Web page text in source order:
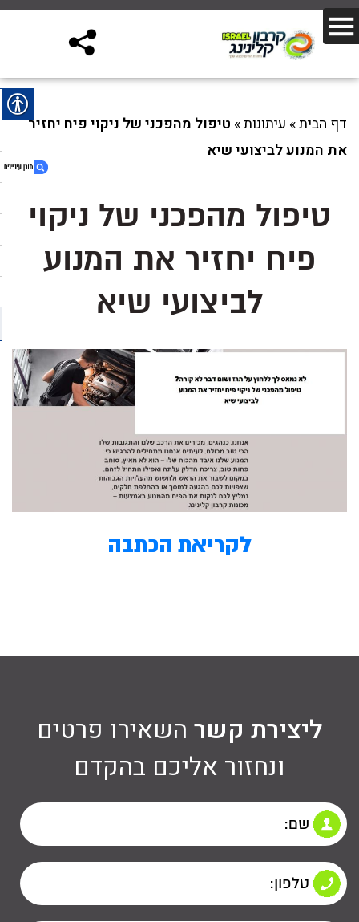
1. טיפול מהפכני של ניקוי פיח יחזיר את המנוע
לביצועי שיא
דף הבית» עיתונות» טיפול מהפכני של ניקוי פיח יחזיר
את המנוע לביצועי שיא
טיפול מהפכני של ניקוי
פיח יחזיר את המנוע
לביצועי שיא
לקריאת הכתבה
ליצירת קשר השאירו פרטים
ונחזור אליכם בהקדם